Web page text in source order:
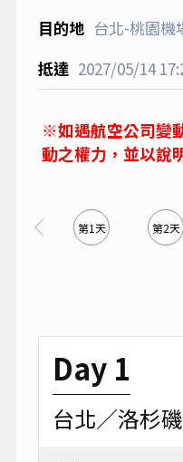
台北-桃園機
2027/05/14
※如遇航空公司變
動之權力，並以說
第1天 第2天
Day 1
台北／洛杉